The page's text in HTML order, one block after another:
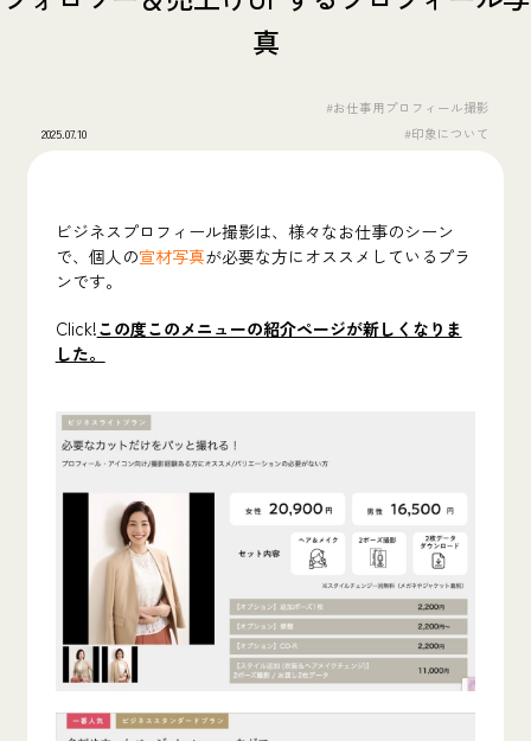
真
2025.07.10
#お仕事用プロフィール撮影
#印象について
ビジネスプロフィール撮影は、 様々なお仕事のシーン
で、個人の宣材写真が必要な方にオススメしているプラ
ンです。
Click!この度このメニューの紹介ページが新しくなりま
した。